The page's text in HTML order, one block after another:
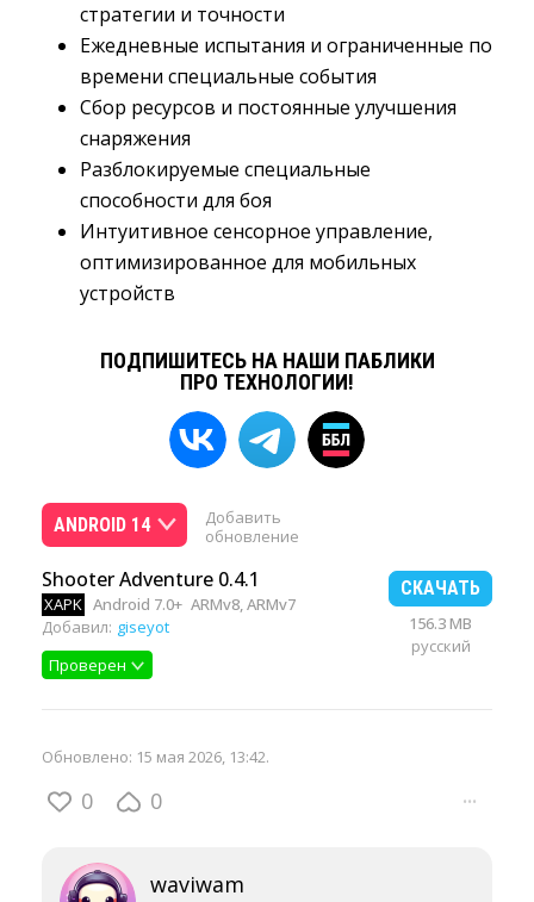
стратегии и точности
Ежедневные испытания и ограниченные по
времени специальные события
Сбор ресурсов и постоянные улучшения
снаряжения
Разблокируемые специальные
способности для боя
Интуитивное сенсорное управление,
оптимизированное для мобильных
устройств
ПОДПИШИТЕСЬ НА НАШИ ПАБЛИКИ
ПРО ТЕХНОЛОГИИ!
ANDROID 14
Добавить
обновление
Shooter Adventure 0.4.1
XAPK Android 7.0+ ARMv8, ARMv7
Добавил: giseyot
Проверен
СКАЧАТЬ
156.3 MB
русский
Обновлено: 15 мая 2026, 13:42.
0 0 ···
waviwam